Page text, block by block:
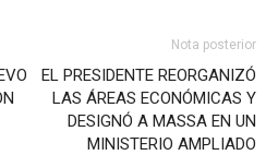
Nota posterior
EL PRESIDENTE REORGANIZÓ
LAS ÁREAS ECONÓMICAS Y
DESIGNÓ A MASSA EN UN
MINISTERIO AMPLIADO